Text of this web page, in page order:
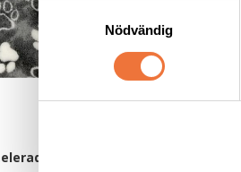
S
a
m
t
e
Nödvändig
- Vita tassar